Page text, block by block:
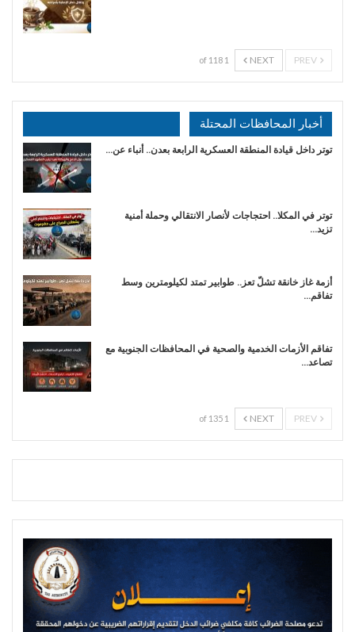
NEXT
1 of 118
أخبار المحافظات المحتلة
توتر داخل قيادة المنطقة العسكرية الرابعة بعدن.. أنباء عن…
توتر في المكلا.. احتجاجات لأنصار الانتقالي وحملة أمنية
تزيد…
أزمة غاز خانقة تشلّ تعز.. طوابير تمتد لكيلومترين وسط
تفاقم…
تفاقم الأزمات الخدمية والصحية في المحافظات الجنوبية مع
تصاعد…
NEXT
1 of 135